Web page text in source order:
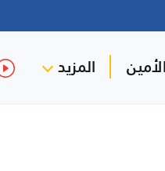
المزيد